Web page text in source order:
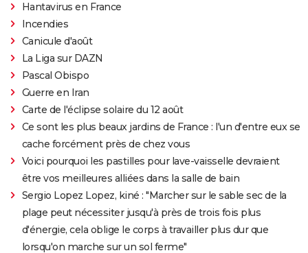
Hantavirus en France
Incendies
Canicule d'août
La Liga sur DAZN
Pascal Obispo
Guerre en Iran
Carte de l'éclipse solaire du 12 août
Ce sont les plus beaux jardins de France : l'un d'entre eux se
cache forcément près de chez vous
Voici pourquoi les pastilles pour lave-vaisselle devraient
être vos meilleures alliées dans la salle de bain
Sergio Lopez Lopez, kiné : "Marcher sur le sable sec de la
plage peut nécessiter jusqu'à près de trois fois plus
d'énergie, cela oblige le corps à travailler plus dur que
lorsqu'on marche sur un sol ferme"